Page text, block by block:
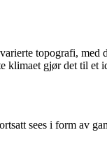
topografi, med
gjør det til et
sees i form av